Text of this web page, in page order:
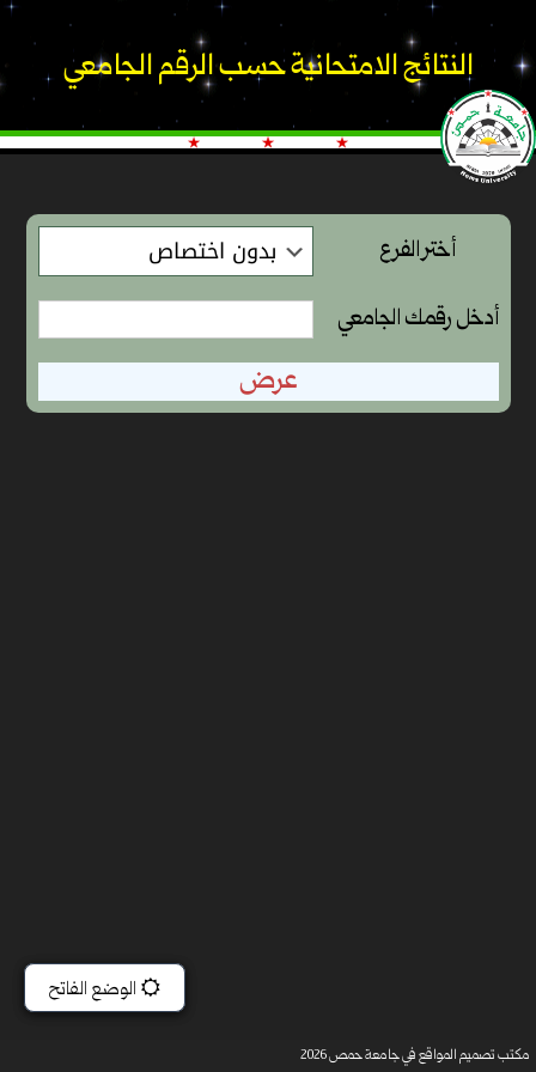
النتائج الامتحانية حسب الرقم الجامعي
أختر الفرع
أدخل رقمك الجامعي
مكتب تصميم المواقع في جامعة حمص 2026
مكتب تصميم المواقع في جامعة حمص 2026